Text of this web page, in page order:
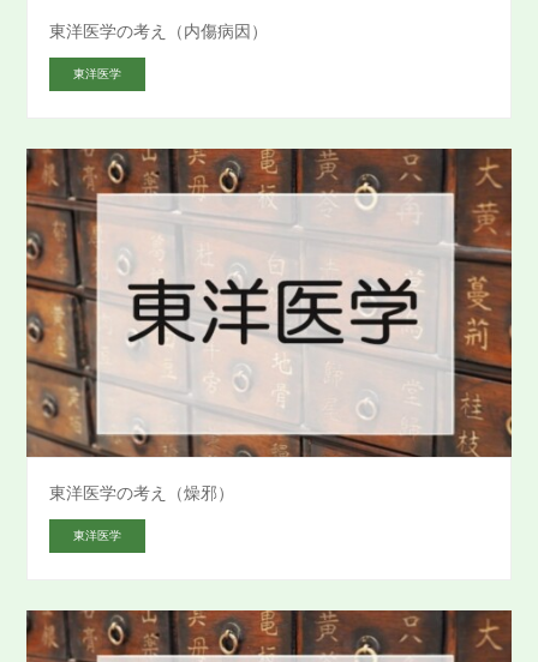
東洋医学の考え（内傷病因）
東洋医学
東洋医学の考え（燥邪）
東洋医学